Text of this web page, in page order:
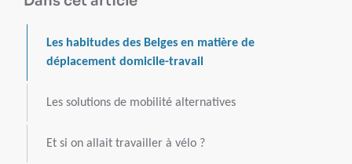
Les habitudes des Belges en matière de
déplacement domicile-travail
Les solutions de mobilité alternatives
Et si on allait travailler à vélo ?